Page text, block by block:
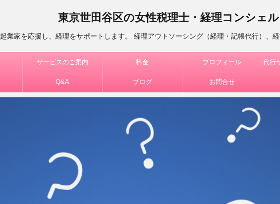
東京世田谷区の女性税理士・経理コンシェ
起業家を応援し、経理をサポートします。 経理アウトソーシング（経理・記帳代行）、
サービスのご案内 料金 プロフィール 代行
Q&A ブログ お問合せ